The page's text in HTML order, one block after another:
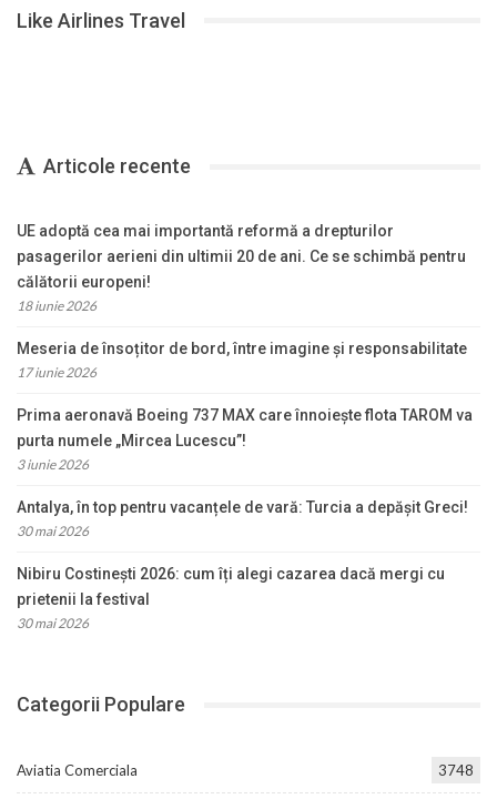
Like Airlines Travel
Articole recente
UE adoptă cea mai importantă reformă a drepturilor
pasagerilor aerieni din ultimii 20 de ani. Ce se schimbă pentru
călătorii europeni!
18 iunie 2026
Meseria de însoțitor de bord, între imagine și responsabilitate
17 iunie 2026
Prima aeronavă Boeing 737 MAX care înnoiește flota TAROM va
purta numele „Mircea Lucescu”!
3 iunie 2026
Antalya, în top pentru vacanțele de vară: Turcia a depășit Greci!
30 mai 2026
Nibiru Costinești 2026: cum îți alegi cazarea dacă mergi cu
prietenii la festival
30 mai 2026
Categorii Populare
Aviatia Comerciala 3748